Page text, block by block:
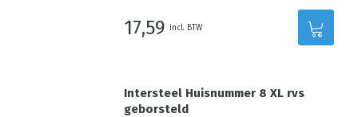
17,59 incl. BTW
Intersteel Huisnummer 8 XL rvs
geborsteld